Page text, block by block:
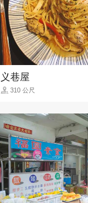
义巷屋
310 公尺